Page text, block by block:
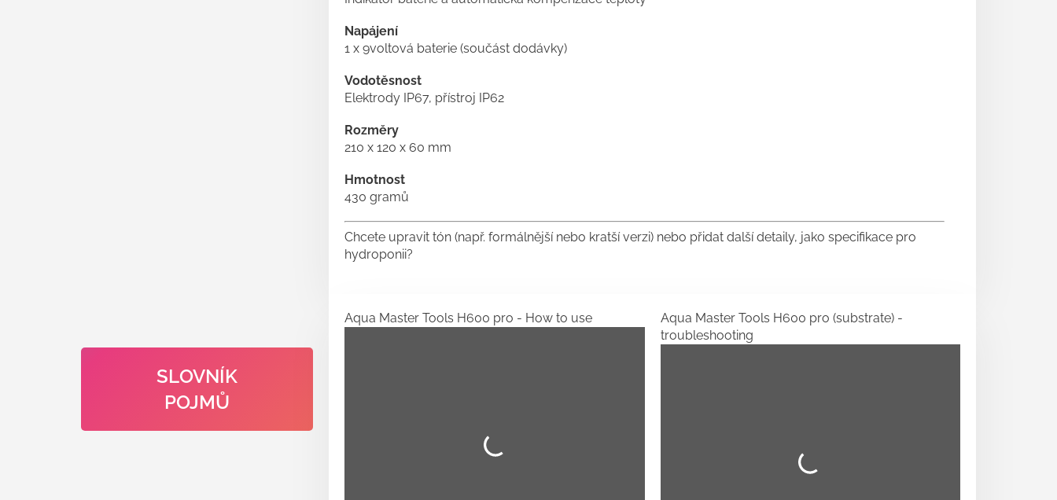
SLOVNÍK
POJMŮ
Napájení
1 x 9voltová baterie (součást dodávky)
Vodotěsnost
Elektrody IP67, přístroj IP62
Rozměry
210 x 120 x 60 mm
Hmotnost
430 gramů
Chcete upravit tón (např. formálnější nebo kratší verzi) nebo přidat další detaily, jako specifikace pro
hydroponii?